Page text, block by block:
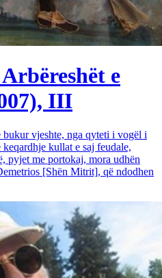
e
III
vjeshte, nga qyteti i vogël i
kullat e saj feudale,
pyjet me portokaj, mora udhën
[Shën Mitrit], që ndodhen